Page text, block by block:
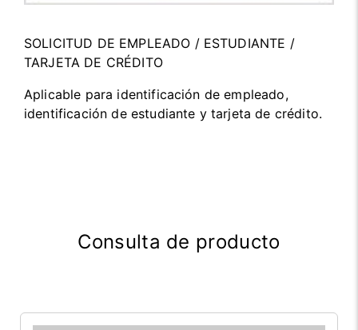
SOLICITUD DE EMPLEADO / ESTUDIANTE /
TARJETA DE CRÉDITO
Aplicable para identificación de empleado,
identificación de estudiante y tarjeta de crédito.
Consulta de producto